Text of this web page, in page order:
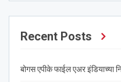
Recent Posts
बोगस एपीके फाईल एअर इंडियाच्या